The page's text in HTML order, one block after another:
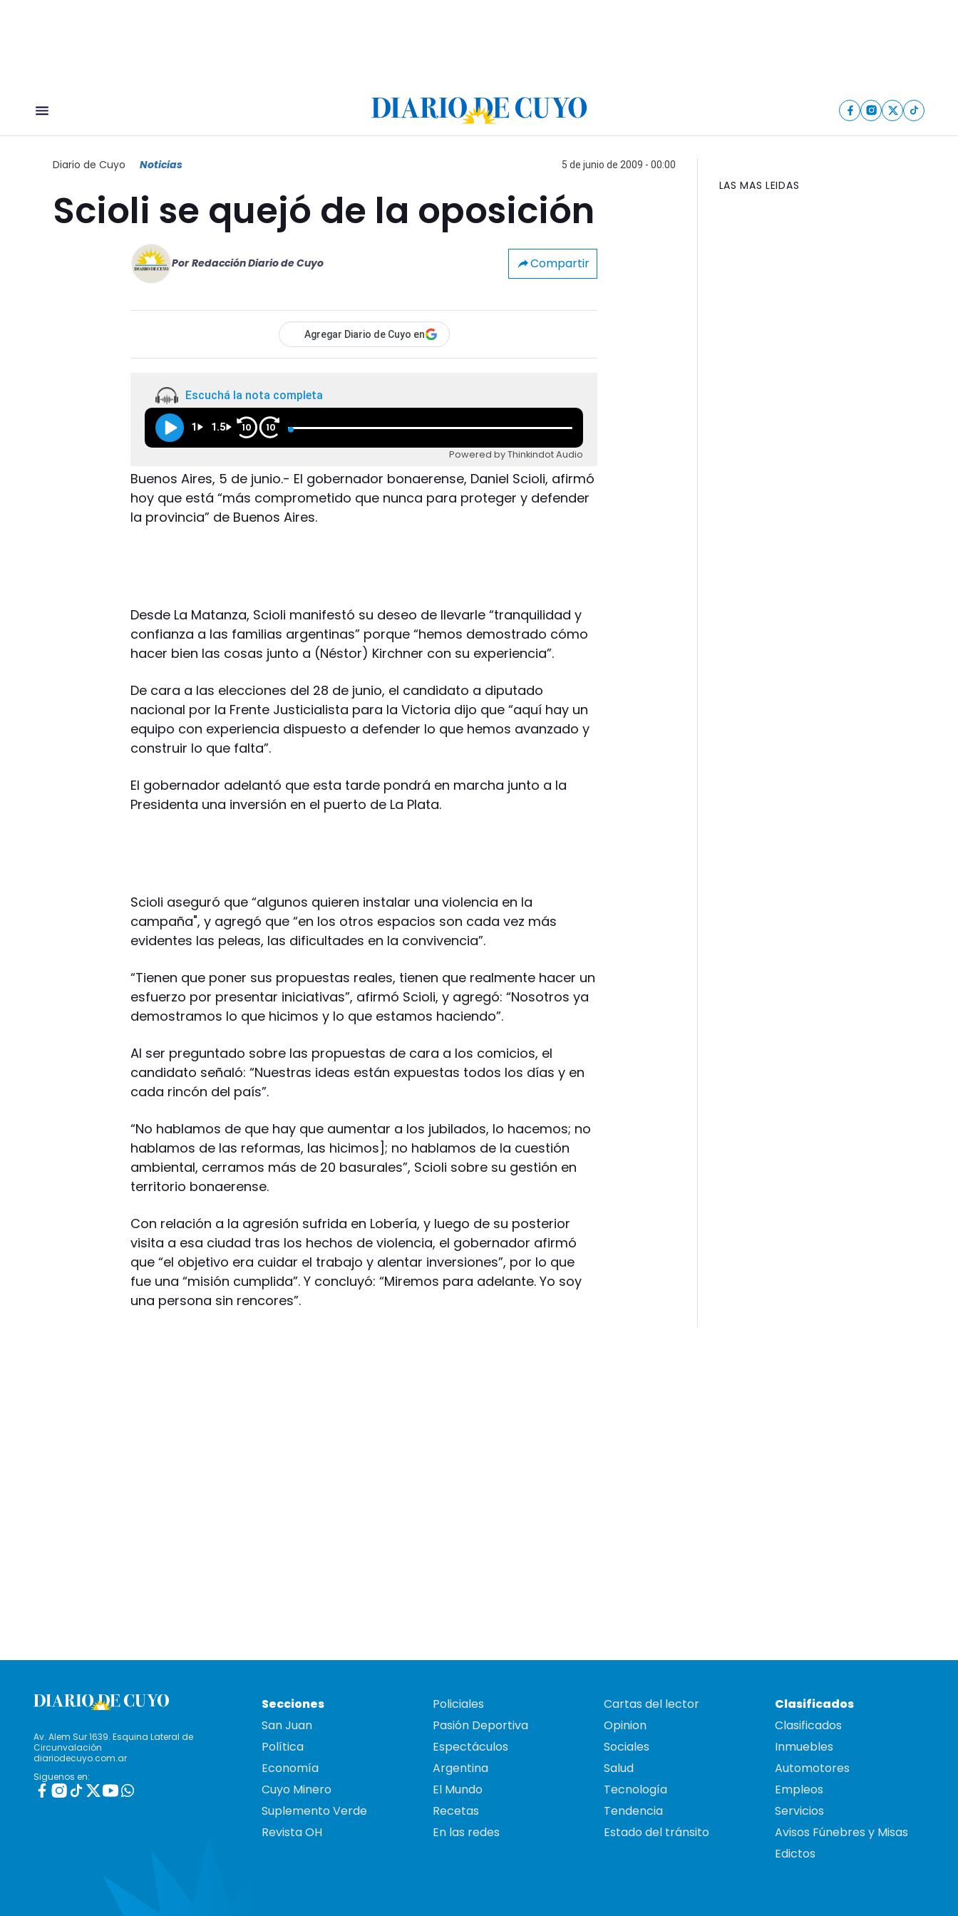
Diario de Cuyo Noticias 5 de junio de 2009 - 00:00
Scioli se quejó de la oposición
Por Redacción Diario de Cuyo Compartir
Agregar Diario de Cuyo en
Escuchá la nota completa
1 1.5 10 10
Powered by Thinkindot Audio
Buenos Aires, 5 de junio.- El gobernador bonaerense, Daniel Scioli, afirmó
hoy que está “más comprometido que nunca para proteger y defender
la provincia” de Buenos Aires.
Desde La Matanza, Scioli manifestó su deseo de llevarle “tranquilidad y
confianza a las familias argentinas” porque “hemos demostrado cómo
hacer bien las cosas junto a (Néstor) Kirchner con su experiencia”.
De cara a las elecciones del 28 de junio, el candidato a diputado
nacional por la Frente Justicialista para la Victoria dijo que “aquí hay un
equipo con experiencia dispuesto a defender lo que hemos avanzado y
construir lo que falta”.
El gobernador adelantó que esta tarde pondrá en marcha junto a la
Presidenta una inversión en el puerto de La Plata.
Scioli aseguró que “algunos quieren instalar una violencia en la
campaña", y agregó que “en los otros espacios son cada vez más
evidentes las peleas, las dificultades en la convivencia”.
“Tienen que poner sus propuestas reales, tienen que realmente hacer un
esfuerzo por presentar iniciativas”, afirmó Scioli, y agregó: “Nosotros ya
demostramos lo que hicimos y lo que estamos haciendo”.
Al ser preguntado sobre las propuestas de cara a los comicios, el
candidato señaló: “Nuestras ideas están expuestas todos los días y en
cada rincón del país”.
“No hablamos de que hay que aumentar a los jubilados, lo hacemos; no
hablamos de las reformas, las hicimos]; no hablamos de la cuestión
ambiental, cerramos más de 20 basurales”, Scioli sobre su gestión en
territorio bonaerense.
Con relación a la agresión sufrida en Lobería, y luego de su posterior
visita a esa ciudad tras los hechos de violencia, el gobernador afirmó
que “el objetivo era cuidar el trabajo y alentar inversiones”, por lo que
fue una “misión cumplida”. Y concluyó: “Miremos para adelante. Yo soy
una persona sin rencores”.
LAS MAS LEIDAS
Av. Alem Sur 1639. Esquina Lateral de
Circunvalación
diariodecuyo.com.ar
Siguenos en:
Secciones
San Juan
Política
Economía
Cuyo Minero
Suplemento Verde
Revista OH
Policiales
Pasión Deportiva
Espectáculos
Argentina
El Mundo
Recetas
En las redes
Cartas del lector
Opinion
Sociales
Salud
Tecnología
Tendencia
Estado del tránsito
Clasificados
Clasificados
Inmuebles
Automotores
Empleos
Servicios
Avisos Fúnebres y Misas
Edictos